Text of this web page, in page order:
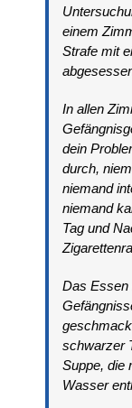
einem
Strafe mit
In allen
dein
durch,
niemand
niemand
Tag und
Das Essen
schwarzer
Suppe, die
Wasser